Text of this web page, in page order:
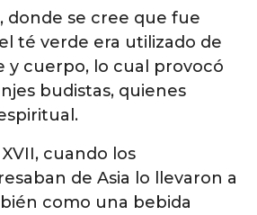
donde se cree que fue
té verde era utilizado de
y cuerpo, lo cual provocó
budistas, quienes
cuando los
de Asia lo llevaron a
como una bebida